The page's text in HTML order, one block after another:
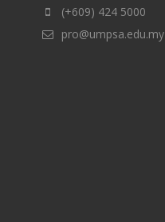
(+609) 424 5000
pro@umpsa.edu.my